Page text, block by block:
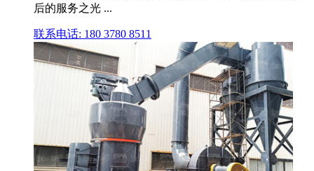
后的服务之光 ...
联系电话: 180 3780 8511